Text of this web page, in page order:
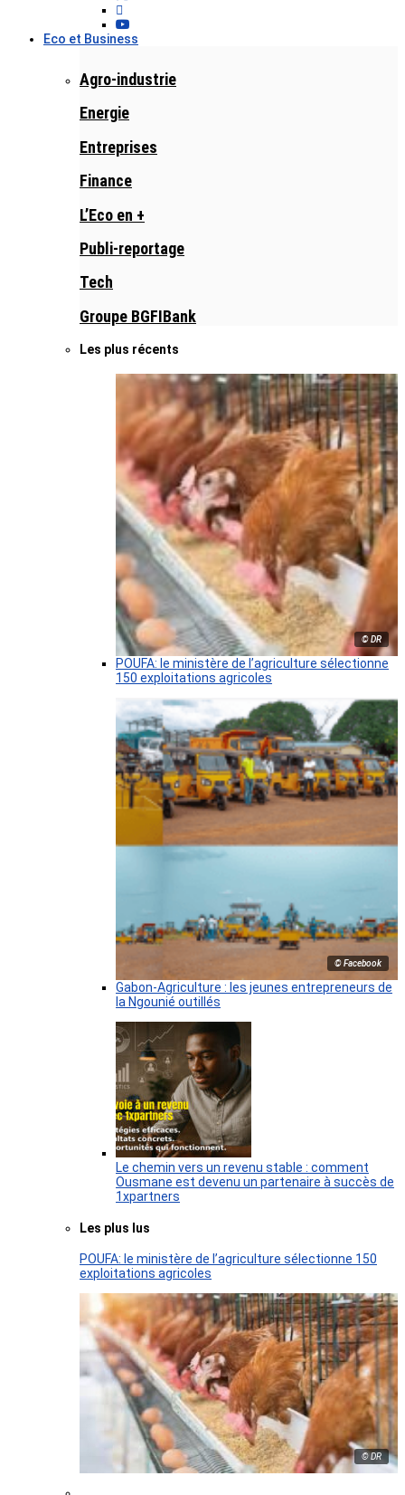
Eco et Business
Agro-industrie
Energie
Entreprises
Finance
L’Eco en +
Publi-reportage
Tech
Groupe BGFIBank
Les plus récents
© DR
POUFA: le ministère de l’agriculture sélectionne
150 exploitations agricoles
© Facebook
Gabon-Agriculture : les jeunes entrepreneurs de
la Ngounié outillés
Le chemin vers un revenu stable : comment
Ousmane est devenu un partenaire à succès de
1xpartners
Les plus lus
POUFA: le ministère de l’agriculture sélectionne 150
exploitations agricoles
© DR